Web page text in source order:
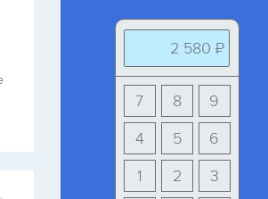
2 580 ₽
9
8
7
6
5
4
3
2
1